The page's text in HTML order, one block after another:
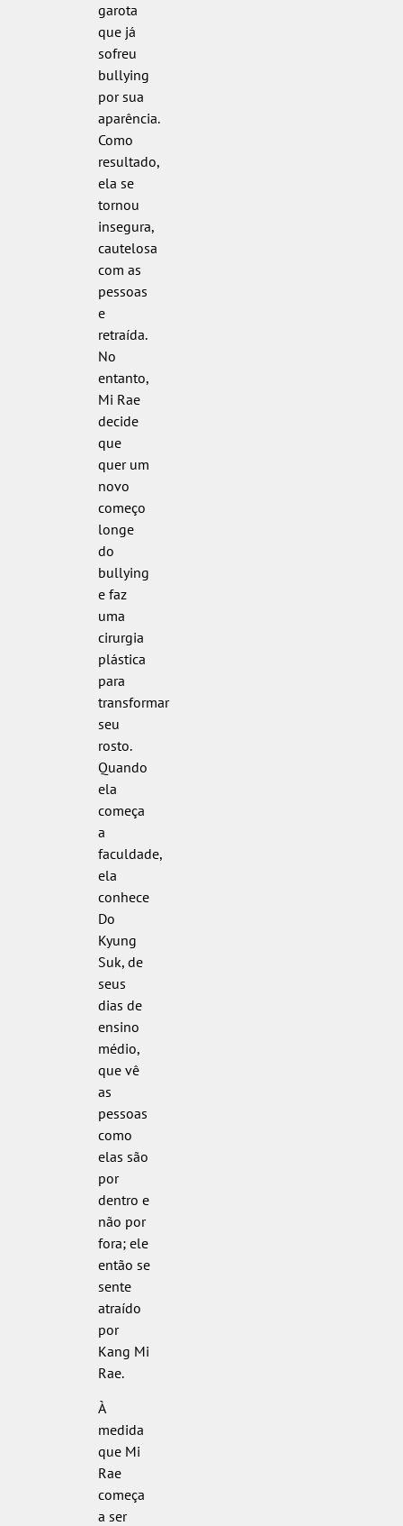
garota
que já
sofreu
bullying
por sua
aparência.
Como
resultado,
ela se
tornou
insegura,
cautelosa
com as
pessoas
e
retraída.
No
entanto,
Mi Rae
decide
que
quer um
novo
começo
longe
do
bullying
e faz
uma
cirurgia
plástica
para
transformar
seu
rosto.
Quando
ela
começa
a
faculdade,
ela
conhece
Do
Kyung
Suk, de
seus
dias de
ensino
médio,
que vê
as
pessoas
como
elas são
por
dentro e
não por
fora; ele
então se
sente
atraído
por
Kang Mi
Rae.
À
medida
que Mi
Rae
começa
a ser